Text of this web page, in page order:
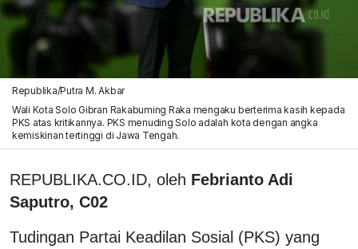
Republika/Putra M. Akbar
Wali Kota Solo Gibran Rakabuming Raka mengaku berterima kasih kepada
PKS atas kritikannya. PKS menuding Solo adalah kota dengan angka
kemiskinan tertinggi di Jawa Tengah.
REPUBLIKA.CO.ID, oleh Febrianto Adi
Saputro, C02
Tudingan Partai Keadilan Sosial (PKS) yang